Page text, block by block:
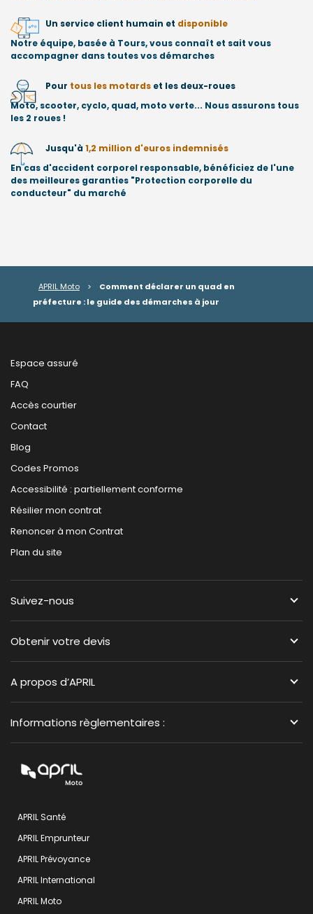
Un service client humain et disponible
Notre équipe, basée à Tours, vous connaît et sait vous
accompagner dans toutes vos démarches
Pour tous les motards et les deux-roues
Moto, scooter, cyclo, quad, moto verte... Nous assurons tous
les 2 roues !
Jusqu'à 1,2 million d'euros indemnisés
En cas d'accident corporel responsable, bénéficiez de l'une
des meilleures garanties "Protection corporelle du
conducteur" du marché
APRIL Moto >
Comment déclarer un quad en
préfecture : le guide des démarches à jour
Espace assuré
FAQ
Accès courtier
Contact
Blog
Codes Promos
Accessibilité : partiellement conforme
Résilier mon contrat
Renoncer à mon Contrat
Plan du site
Suivez-nous
Obtenir votre devis
A propos d’APRIL
Informations règlementaires :
APRIL Santé
APRIL Emprunteur
APRIL Prévoyance
APRIL International
APRIL Moto